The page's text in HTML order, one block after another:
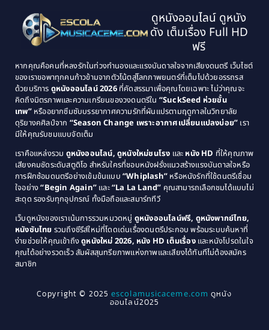
(134)
Classic หนังคลาสสิก(21)
Classic หนังคลาสสิก(25)
Comedy ตลก(46)
Comedy ตลก(515)
Coming of Age ก้าวพ้นวัย(1)
Coming-of-Age(3)
Community(1)
Crime อาชญากรรม(78)
Cult Film(4)
1995
1994
1993
1992
1989
1988
1987
1986
1985
1984
1983
1982
1979
1978
1976
1975
1974
1971
1970
1969
1968
1964
1963
1940
ดูหนังออนไลน์ ดูหนัง
ดัง เต็มเรื่อง Full HD
ฟรี
หากคุณคือคนที่หลงรักในท่วงทำนองและแรงบันดาลใจจากเสียงดนตรี เว็บไซต์
ของเราขอพาทุกคนก้าวข้ามจากตัวโน้ตสู่โลกภาพยนตร์ที่เต็มไปด้วยอรรถรส
ด้วยบริการ ดูหนังออนไลน์ 2026ที่คัดสรรมาเพื่อคุณโดยเฉพาะ ไม่ว่าคุณจะ
คิดถึงมิตรภาพและความเกรียนของวงดนตรีใน “SuckSeed ห่วยขั้น
เทพ”หรืออยากซึมซับบรรยากาศความรักที่ผันแปรตามฤดูกาลในวิทยาลัย
ดุริยางคศิลป์จาก “Season Change เพราะอากาศเปลี่ยนแปลงบ่อย” เรา
มีให้คุณรับชมแบบจัดเต็ม
เราคือแหล่งรวม ดูหนังออนไลน์, ดูหนังใหม่ชนโรง และ หนัง HD ที่ให้คุณภาพ
เสียงคมชัดระดับสตูดิโอ สำหรับใครที่ชอบหนังฝรั่งแนวสร้างแรงบันดาลใจหรือ
การฝึกซ้อมดนตรีอย่างเข้มข้นแบบ “Whiplash” หรือหนังรักที่ใช้ดนตรีเชื่อม
ใจอย่าง“Begin Again” และ“La La Land” คุณสามารถเลือกชมได้แบบไม่
สะดุด รองรับทุกอุปกรณ์ ทั้งมือถือและสมาร์ททีวี
เว็บดูหนังของเราเน้นการรวมหมวดหมู่ ดูหนังออนไลน์ฟรี, ดูหนังพากย์ไทย,
หนังซับไทย รวมถึงซีรีส์ใหม่ที่โดดเด่นเรื่องดนตรีประกอบ พร้อมระบบค้นหาที่
ง่ายช่วยให้คุณเข้าถึงดูหนังใหม่ 2026, หนัง HD เต็มเรื่องและหนังโปรดในใจ
คุณได้อย่างรวดเร็ว สัมผัสสุนทรียภาพแห่งภาพและเสียงได้ทันทีไม่ต้องสมัคร
สมาชิก
Copyright © 2025escolamusicaceme.com ดูหนัง
ออนไลน์2025